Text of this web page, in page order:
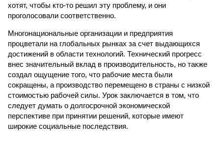
хотят, чтобы кто-то решил эту проблему, и они
проголосовали соответственно.
Многонациональные организации и предприятия
процветали на глобальных рынках за счет выдающихся
достижений в области технологий. Технический прогресс
внес значительный вклад в производительность, но также
создал ощущение того, что рабочие места были
сокращены, а производство перемещено в страны с низкой
стоимостью рабочей силы. Урок заключается в том, что
следует думать о долгосрочной экономической
перспективе при принятии решений, которые имеют
широкие социальные последствия.